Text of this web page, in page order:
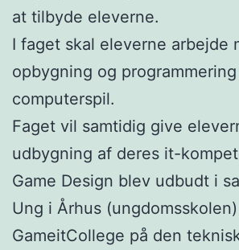
at tilbyde eleverne.
I faget skal eleverne arbejde
opbygning og
computerspil.
Faget vil samtidig give
udbygning af deres it-
Game Design blev udbudt i
Ung i Århus
GameitCollege på den